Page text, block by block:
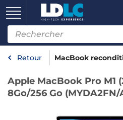
Retour MacBook
Apple MacBook Pro M1
8Go/256 Go